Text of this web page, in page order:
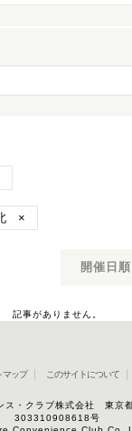
×
開催日順
記事がありません。
マップ このサイトについて
ス・クラブ株式会社 東
303310908618号